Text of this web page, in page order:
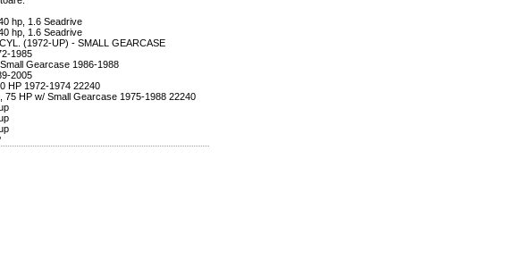
hp, 1.6 Seadrive
hp, 1.6 Seadrive
(1972-UP) - SMALL GEARCASE
1985
Gearcase 1986-1988
2005
HP 1972-1974 22240
75 HP w/ Small Gearcase 1975-1988 22240